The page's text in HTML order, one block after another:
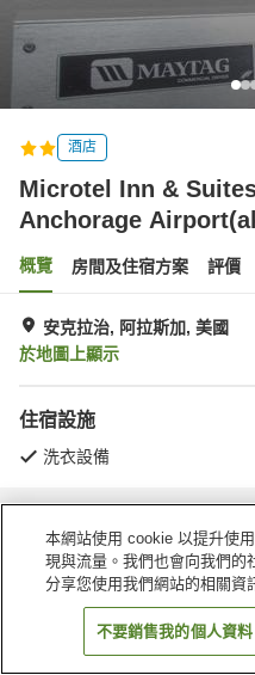
酒店
Microtel Inn &
Anchorage
by Wyndham
概覽 房間及住宿方案 評價
安克拉治, 阿拉斯加, 美國
於地圖上顯示
住宿設施
洗衣設備
Microtel Inn & Suites By Wyndham
by Wyndham Anchorage Air)
本網站使用 cookie 以提升使
現與流量。我們也會向我們的
分享您使用我們網站的相關資
不要銷售我的個人資料